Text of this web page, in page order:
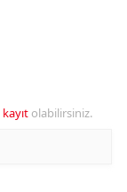
kayıt olabilirsiniz.